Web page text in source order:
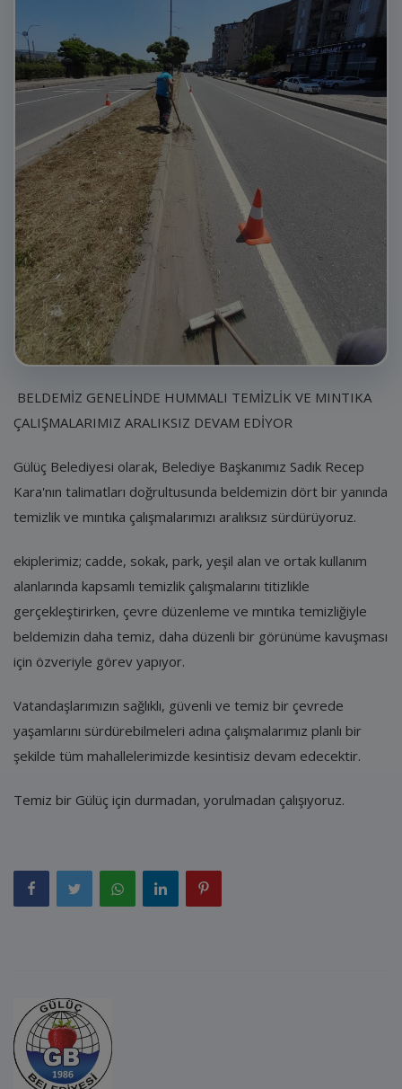
İletişim
Giriş
BELDEMİZ GENELİNDE HUMMALI TEMİZLİK VE MINTIKA
ÇALIŞMALARIMIZ ARALIKSIZ DEVAM EDİYOR
Gülüç Belediyesi olarak, Belediye Başkanımız Sadık Recep
Kara'nın talimatları doğrultusunda beldemizin dört bir yanında
temizlik ve mıntıka çalışmalarımızı aralıksız sürdürüyoruz.
ekiplerimiz; cadde, sokak, park, yeşil alan ve ortak kullanım
alanlarında kapsamlı temizlik çalışmalarını titizlikle
gerçekleştirirken, çevre düzenleme ve mıntıka temizliğiyle
beldemizin daha temiz, daha düzenli bir görünüme kavuşması
için özveriyle görev yapıyor.
Vatandaşlarımızın sağlıklı, güvenli ve temiz bir çevrede
yaşamlarını sürdürebilmeleri adına çalışmalarımız planlı bir
şekilde tüm mahallelerimizde kesintisiz devam edecektir.
Temiz bir Gülüç için durmadan, yorulmadan çalışıyoruz.